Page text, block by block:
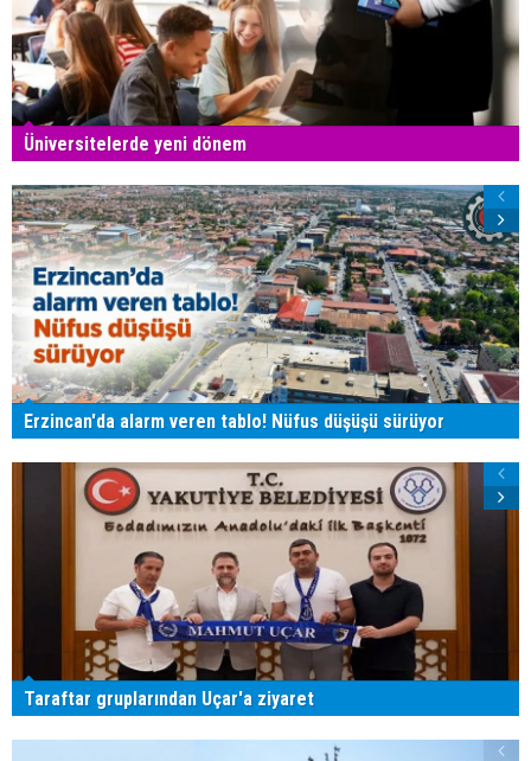
Üniversitelerde yeni dönem
Erzincan'da alarm veren tablo! Nüfus düşüşü sürüyor
Taraftar gruplarından Uçar'a ziyaret